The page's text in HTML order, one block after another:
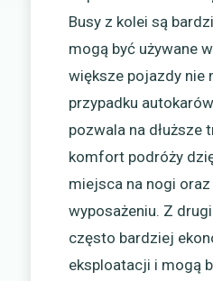
Busy z kolei są
mogą być używane
większe pojazdy nie
przypadku
pozwala na dłuższe
komfort podróży
miejsca na nogi
wyposażeniu. Z
często bardziej
eksploatacji i mogą